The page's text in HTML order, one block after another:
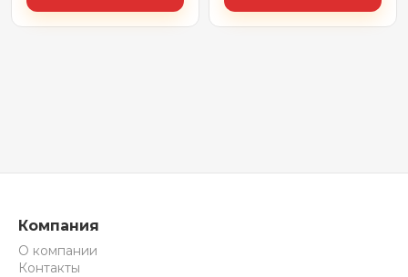
Компания
О компании
Контакты